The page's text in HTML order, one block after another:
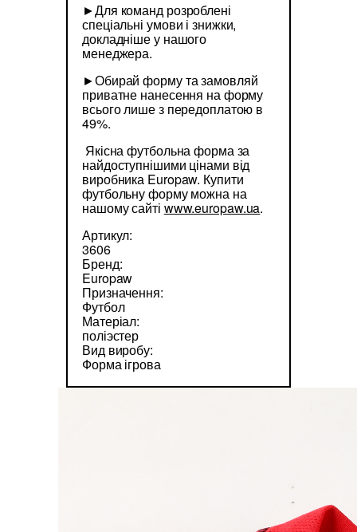
►Для команд розроблені
спеціальні умови і знижки,
докладніше у нашого
менеджера.
►Обирай форму та замовляй
приватне нанесення на форму
всього лише з передоплатою в
49%.
Якісна футбольна форма за
найдоступнішими цінами від
виробника Europaw. Купити
футбольну форму можна на
нашому сайті www.europaw.ua.
Артикул:
3606
Бренд:
Europaw
Призначення:
Футбол
Матеріал:
поліэстер
Вид виробу:
Форма ігрова